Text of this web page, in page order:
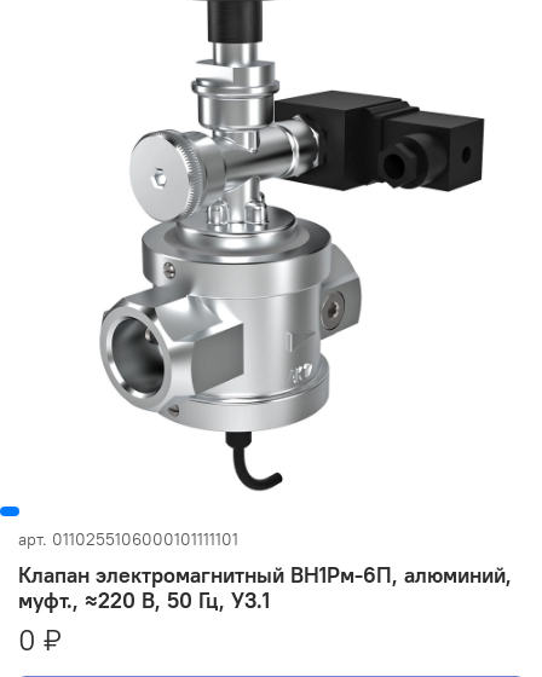
арт. 0110255106000101111101
Клапан электромагнитный ВН1Рм-6П, алюминий,
муфт., ≈220 В, 50 Гц, У3.1
0 ₽